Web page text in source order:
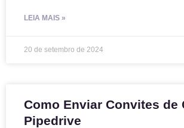
LEIA MAIS »
20 de setembro de 2024
Como Enviar Convites de
Pipedrive